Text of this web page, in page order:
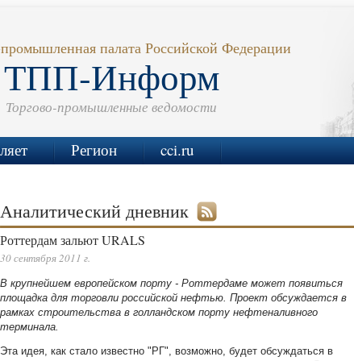
палата Российской Федерации
ТПП-Информ
Торгово-промышленные ведомости
Регион cci.ru
Аналитический дневник
Роттердам зальют URALS
30 сентября 2011 г.
В крупнейшем европейском порту - Роттердаме может появиться
площадка для торговли российской нефтью. Проект обсуждается в
рамках строительства в голландском порту нефтеналивного
терминала.
Эта идея, как стало известно "РГ", возможно, будет обсуждаться в